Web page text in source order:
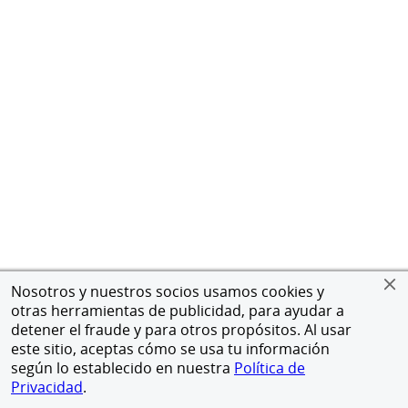
Nosotros y nuestros socios usamos cookies y
otras herramientas de publicidad, para ayudar a
detener el fraude y para otros propósitos. Al usar
este sitio, aceptas cómo se usa tu información
según lo establecido en nuestra Política de
Privacidad.